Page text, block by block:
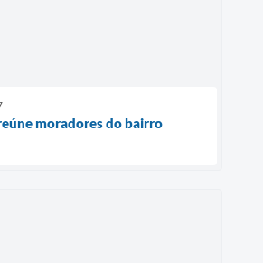
moradores do bairro